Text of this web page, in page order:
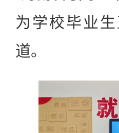
为学校毕业
道。